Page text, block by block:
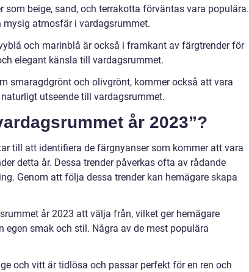
beige, sand, och terrakotta förväntas vara populära.
mysig atmosfär i vardagsrummet.
och marinblå är också i framkant av färgtrender för
elegant känsla till vardagsrummet.
smaragdgrönt och olivgrönt, kommer också att vara
utseende till vardagsrummet.
år 2023”?
till att identifiera de färgnyanser som kommer att vara
detta år. Dessa trender påverkas ofta av rådande
Genom att följa dessa trender kan hemägare skapa
år 2023 att välja från, vilket ger hemägare
smak och stil. Några av de mest populära
och vitt är tidlösa och passar perfekt för en ren och